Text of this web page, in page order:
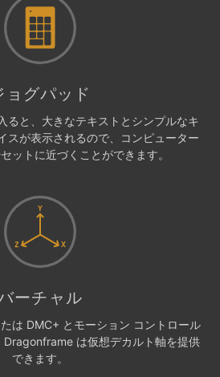
ョグパッド
ると、大きなテキストとシンプルなキ
スが表示されるので、コンピューター
ットに近づくことができます。
ーチャル
は DMC+ とモーション コントロール
Dragonframe は仮想デカルト軸を提供
できます。